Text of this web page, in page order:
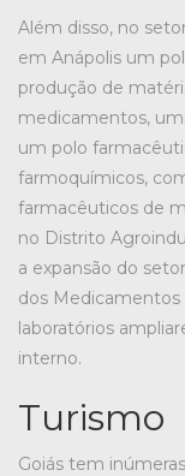
Além disso, no
em Anápolis um
produção de
medicamentos,
um polo
farmoquímicos,
farmacêuticos de
no Distrito
a expansão do
dos Medicamentos
laboratórios
interno.
Turismo
Goiás tem